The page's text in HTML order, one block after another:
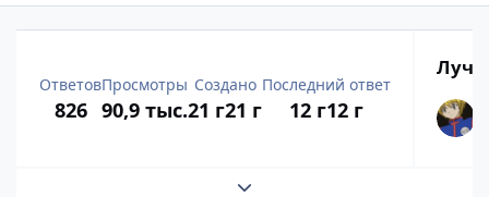
Ответов
826
Просмотры
90,9 тыс.
Создано
21 г21 г
Последний ответ
12 г12 г
Развернуть обзор темы